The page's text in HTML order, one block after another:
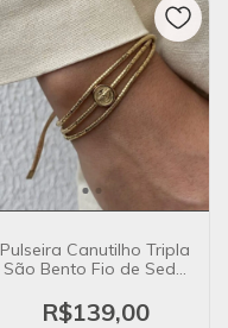
Pulseira Canutilho Tripla
São Bento Fio de Seda
R$139,00